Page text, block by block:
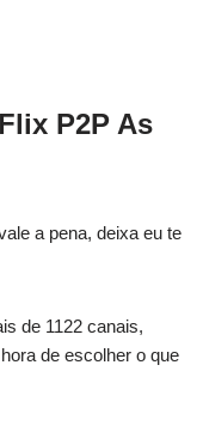
P2P As
a pena, deixa eu te
de 1122 canais,
de escolher o que